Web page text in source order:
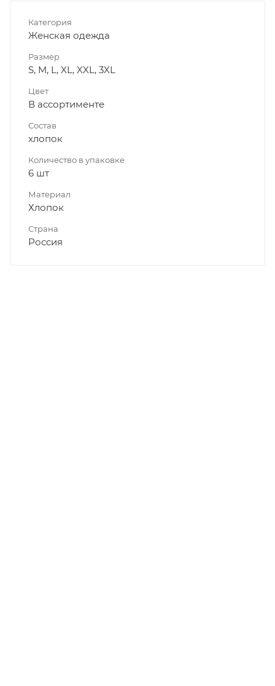
Категория
Женская одежда
Размер
S, M, L, XL, XXL, 3XL
Цвет
В ассортименте
Состав
хлопок
Количество в упаковке
6 шт
Материал
Хлопок
Страна
Россия